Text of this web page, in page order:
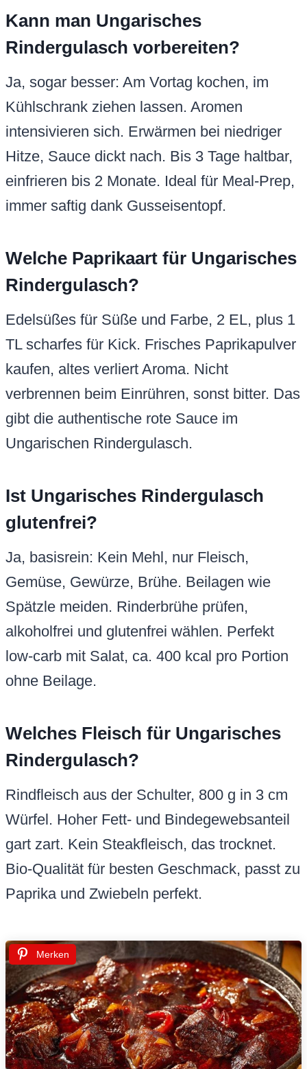
Kann man Ungarisches
Rindergulasch vorbereiten?
Ja, sogar besser: Am Vortag kochen, im
Kühlschrank ziehen lassen. Aromen
intensivieren sich. Erwärmen bei niedriger
Hitze, Sauce dickt nach. Bis 3 Tage haltbar,
einfrieren bis 2 Monate. Ideal für Meal-Prep,
immer saftig dank Gusseisentopf.
Welche Paprikaart für Ungarisches
Rindergulasch?
Edelsüßes für Süße und Farbe, 2 EL, plus 1
TL scharfes für Kick. Frisches Paprikapulver
kaufen, altes verliert Aroma. Nicht
verbrennen beim Einrühren, sonst bitter. Das
gibt die authentische rote Sauce im
Ungarischen Rindergulasch.
Ist Ungarisches Rindergulasch
glutenfrei?
Ja, basisrein: Kein Mehl, nur Fleisch,
Gemüse, Gewürze, Brühe. Beilagen wie
Spätzle meiden. Rinderbrühe prüfen,
alkoholfrei und glutenfrei wählen. Perfekt
low-carb mit Salat, ca. 400 kcal pro Portion
ohne Beilage.
Welches Fleisch für Ungarisches
Rindergulasch?
Rindfleisch aus der Schulter, 800 g in 3 cm
Würfel. Hoher Fett- und Bindegewebsanteil
gart zart. Kein Steakfleisch, das trocknet.
Bio-Qualität für besten Geschmack, passt zu
Paprika und Zwiebeln perfekt.
Merken